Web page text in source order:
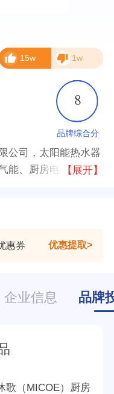
15w 1w
8
品牌综合分
公司，太阳能热水器
能、厨房电器、净水
【展开】
惠券 优惠提取
企业信息 品牌
歌（MICOE）厨房